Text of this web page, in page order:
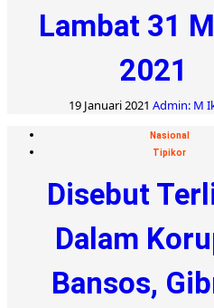
Lambat 31
2021
19 Januari 2021 Admin: M
Nasional
Tipikor
Disebut
Dalam
Bansos,